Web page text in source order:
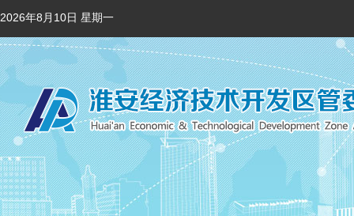
2026年8月10日 星期一